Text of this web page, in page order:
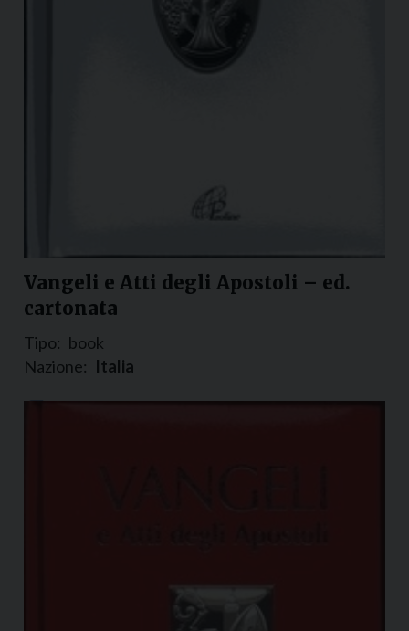
Vangeli e Atti degli Apostoli – ed.
cartonata
Tipo: book
Nazione: Italia